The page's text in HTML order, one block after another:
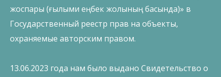
жоспары (ғылыми еңбек жолының басында)» в
Государственный реестр прав на объекты,
охраняемые авторским правом.
13.06.2023 года нам было выдано Свидетельство о